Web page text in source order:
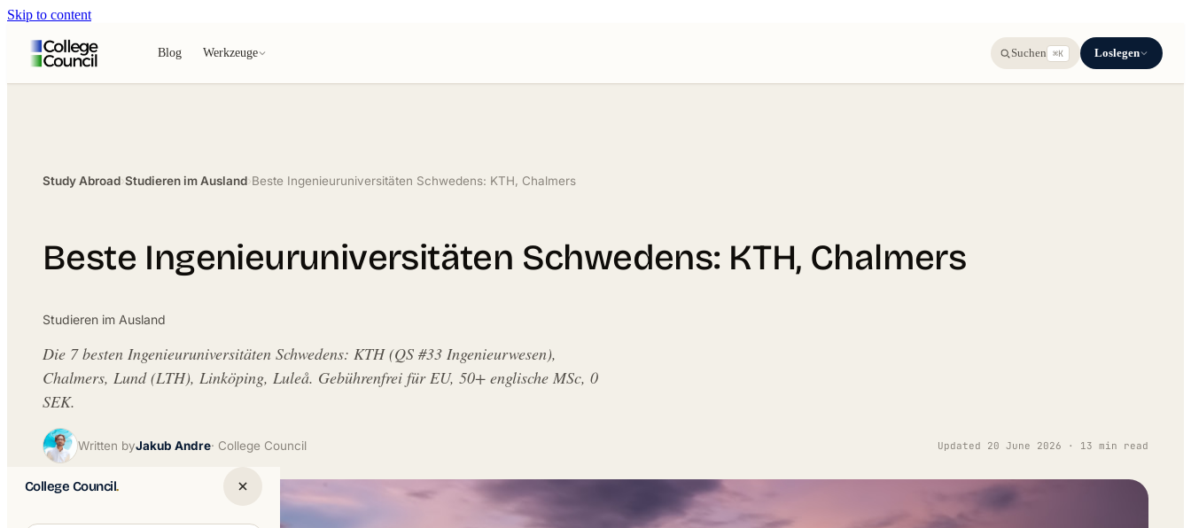
Skip to content
Blog Werkzeuge Suchen ⌘K Loslegen
College Council.
Study Abroad›Studieren im Ausland›Beste Ingenieuruniversitäten Schwedens: KTH, Chalmers
Beste Ingenieuruniversitäten Schwedens: KTH, Chalmers
Studieren im Ausland
Die 7 besten Ingenieuruniversitäten Schwedens: KTH (QS #33 Ingenieurwesen),
Chalmers, Lund (LTH), Linköping, Luleå. Gebührenfrei für EU, 50+ englische MSc, 0
SEK.
Written byJakub Andre College Council Updated 20 June 2026 · 13 min read